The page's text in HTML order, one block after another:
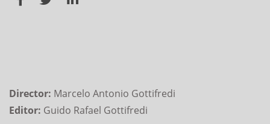
Director: Marcelo Antonio Gottifredi
Editor: Guido Rafael Gottifredi